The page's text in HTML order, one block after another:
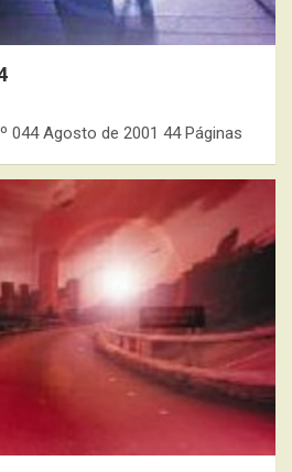
044 Agosto de 2001 44 Páginas